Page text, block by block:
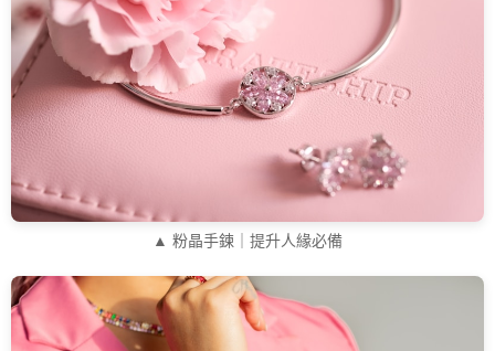
▲ 粉晶手鍊｜提升人緣必備